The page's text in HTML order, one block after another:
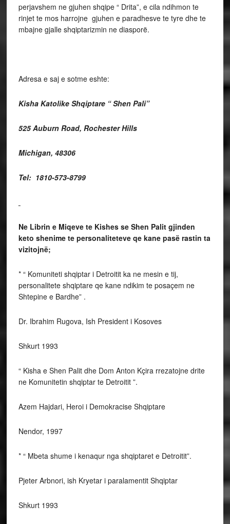
perjavshem ne gjuhen shqipe “ Drita”, e cila ndihmon te
rinjet te mos harrojne gjuhen e paradhesve te tyre dhe te
mbajne gjalle shqiptarizmin ne diasporë.
Adresa e saj e sotme eshte:
Kisha Katolike Shqiptare “ Shen Pali”
525 Auburn Road, Rochester Hills
Michigan, 48306
Tel: 1810-573-8799
Ne Librin e Miqeve te Kishes se Shen Palit gjinden
keto shenime te personaliteteve qe kane pasë rastin ta
vizitojnë;
* “ Komuniteti shqiptar i Detroitit ka ne mesin e tij,
personalitete shqiptare qe kane ndikim te posaçem ne
Shtepine e Bardhe” .
Dr. Ibrahim Rugova, Ish President i Kosoves
Shkurt 1993
“ Kisha e Shen Palit dhe Dom Anton Kçira rrezatojne drite
ne Komunitetin shqiptar te Detroitit ”.
Azem Hajdari, Heroi i Demokracise Shqiptare
Nendor, 1997
* “ Mbeta shume i kenaqur nga shqiptaret e Detroitit”.
Pjeter Arbnori, ish Kryetar i paralamentit Shqiptar
Shkurt 1993